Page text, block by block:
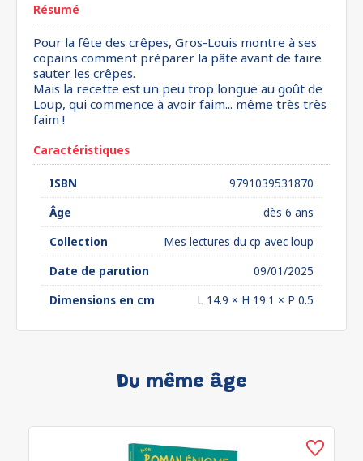
Résumé
Pour la fête des crêpes, Gros-Louis montre à ses
copains comment préparer la pâte avant de faire
sauter les crêpes.
Mais la recette est un peu trop longue au goût de
Loup, qui commence à avoir faim... même très très
faim !
Caractéristiques
ISBN
9791039531870
Âge
dès 6 ans
Collection
Mes lectures du cp avec loup
Date de parution
09/01/2025
Dimensions en cm
L 14.9 × H 19.1 × P 0.5
Du même âge